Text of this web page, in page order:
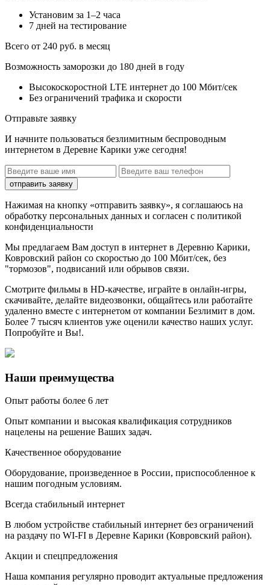
Установим за 1–2 часа
7 дней на тестирование
Всего от 240 руб. в месяц
Возможность заморозки до 180 дней в году
Высокоскоростной LTE интернет до 100 Мбит/сек
Без ограничений трафика и скорости
Отправьте заявку
И начните пользоваться безлимитным беспроводным
интернетом в Деревне Карики уже сегодня!
отправить заявку
Нажимая на кнопку «отправить заявку», я соглашаюсь на
обработку персональных данных и согласен с политикой
конфиденциальности
Мы предлагаем Вам доступ в интернет в Деревню Карики,
Ковровский район со скоростью до 100 Мбит/сек, без
"тормозов", подвисаний или обрывов связи.
Смотрите фильмы в HD-качестве, играйте в онлайн-игры,
скачивайте, делайте видеозвонки, общайтесь или работайте
удаленно вместе с интернетом от компании Безлимит в дом.
Более 7 тысяч клиентов уже оценили качество наших услуг.
Попробуйте и Вы!.
Наши преимущества
Опыт работы более 6 лет
Опыт компании и высокая квалификация сотрудников
нацелены на решение Ваших задач.
Качественное оборудование
Оборудование, произведенное в России, приспособленное к
нашим погодным условиям.
Всегда стабильный интернет
В любом устройстве стабильный интернет без ограничений
на раздачу по WI-FI в Деревне Карики (Ковровский район).
Акции и спецпредложения
Наша компания регулярно проводит актуальные предложения